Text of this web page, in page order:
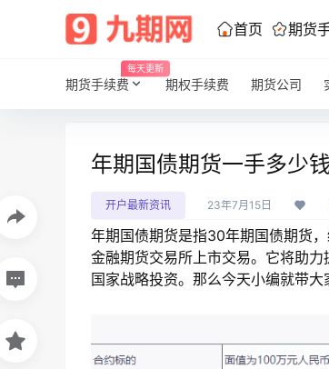
首页 期货
期货手续费
每天更新
期权手续费 期货公司
年期国债期货一手多少
开户最新资讯 23年7月15日
年期国债期货是指30年期国债期货
金融期货交易所上市交易。它将助
国家战略投资。那么今天小编就带大